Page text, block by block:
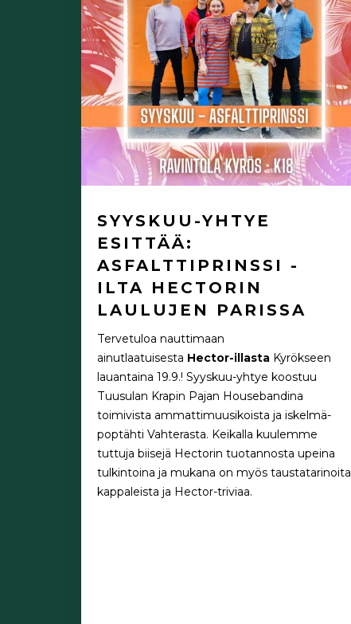
SYYSKUU-YHTYE
ESITTÄÄ:
ASFALTTIPRINSSI -
ILTA HECTORIN
LAULUJEN PARISSA
Tervetuloa nauttimaan
ainutlaatuisesta Hector-illasta Kyrökseen
lauantaina 19.9.! Syyskuu-yhtye koostuu
Tuusulan Krapin Pajan Housebandina
toimivista ammattimuusikoista ja iskelmä-
poptähti Vahterasta. Keikalla kuulemme
tuttuja biisejä Hectorin tuotannosta upeina
tulkintoina ja mukana on myös taustatarinoita
kappaleista ja Hector-triviaa.